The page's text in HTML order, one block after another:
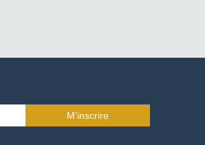
M’inscrire